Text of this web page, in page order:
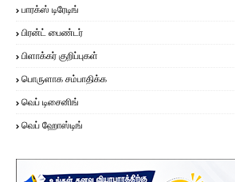
பாரக்ஸ் டிரேடிங்
பிரன்ட் பைண்டர்
பிளாக்கர் குறிப்புகள்
பொருளாக சம்பாதிக்க
வெப் டிசைனிங்
வெப் ஹோஸ்டிங்